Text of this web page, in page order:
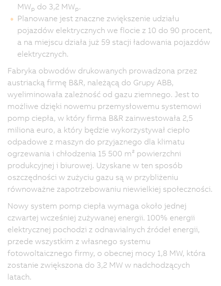
MWp do 3,2 MWp.
Planowane jest znaczne zwiększenie udziału
pojazdów elektrycznych we flocie z 10 do 90 procent,
a na miejscu działa już 59 stacji ładowania pojazdów
elektrycznych.
Fabryka obwodów drukowanych prowadzona przez
austriacką firmę B&R, należącą do Grupy ABB,
wyeliminowała zależność od gazu ziemnego. Jest to
możliwe dzięki nowemu przemysłowemu systemowi
pomp ciepła, w który firma B&R zainwestowała 2,5
miliona euro, a który będzie wykorzystywał ciepło
odpadowe z maszyn do przyjaznego dla klimatu
ogrzewania i chłodzenia 15 500 m² powierzchni
produkcyjnej i biurowej. Uzyskane w ten sposób
oszczędności w zużyciu gazu są w przybliżeniu
równoważne zapotrzebowaniu niewielkiej społeczności.
Nowy system pomp ciepła wymaga około jednej
czwartej wcześniej zużywanej energii. 100% energii
elektrycznej pochodzi z odnawialnych źródeł energii,
przede wszystkim z własnego systemu
fotowoltaicznego firmy, o obecnej mocy 1,8 MW, która
zostanie zwiększona do 3,2 MW w nadchodzących
latach.